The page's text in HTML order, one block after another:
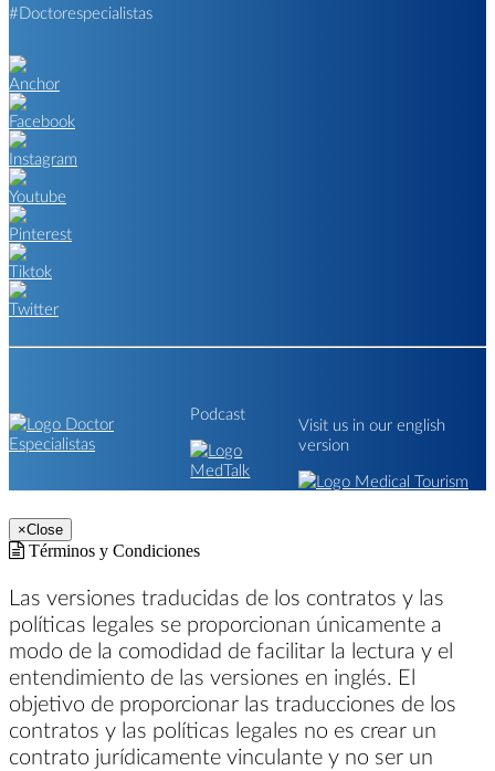
#Doctorespecialistas
Podcast
Visit us in our english
version
×Close
Términos y Condiciones
Las versiones traducidas de los contratos y las
políticas legales se proporcionan únicamente a
modo de la comodidad de facilitar la lectura y el
entendimiento de las versiones en inglés. El
objetivo de proporcionar las traducciones de los
contratos y las políticas legales no es crear un
contrato jurídicamente vinculante y no ser un